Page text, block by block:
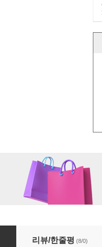
리뷰/한줄평 (8/0)